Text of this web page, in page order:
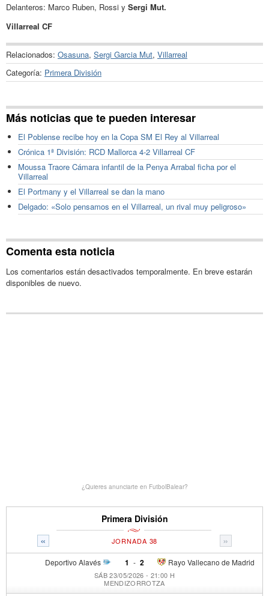
Delanteros: Marco Ruben, Rossi y Sergi Mut.
Villarreal CF
Relacionados: Osasuna, Sergi Garcia Mut, Villarreal
Categoría: Primera División
Más noticias que te pueden interesar
El Poblense recibe hoy en la Copa SM El Rey al Villarreal
Crónica 1ª División: RCD Mallorca 4-2 Villarreal CF
Moussa Traore Cámara infantil de la Penya Arrabal ficha por el
Villarreal
El Portmany y el Villarreal se dan la mano
Delgado: «Solo pensamos en el Villarreal, un rival muy peligroso»
Comenta esta noticia
Los comentarios están desactivados temporalmente. En breve estarán
disponibles de nuevo.
¿Quieres anunciarte en FutbolBalear?
Primera División
« »
JORNADA 38
Deportivo Alavés 1 - Rayo Vallecano de Madrid
2
SÁB 23/05/2026 - 21:00 H
MENDIZORROTZA